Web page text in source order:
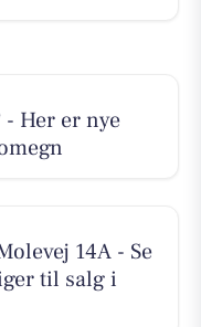
- Her er nye
14A - Se
til salg i